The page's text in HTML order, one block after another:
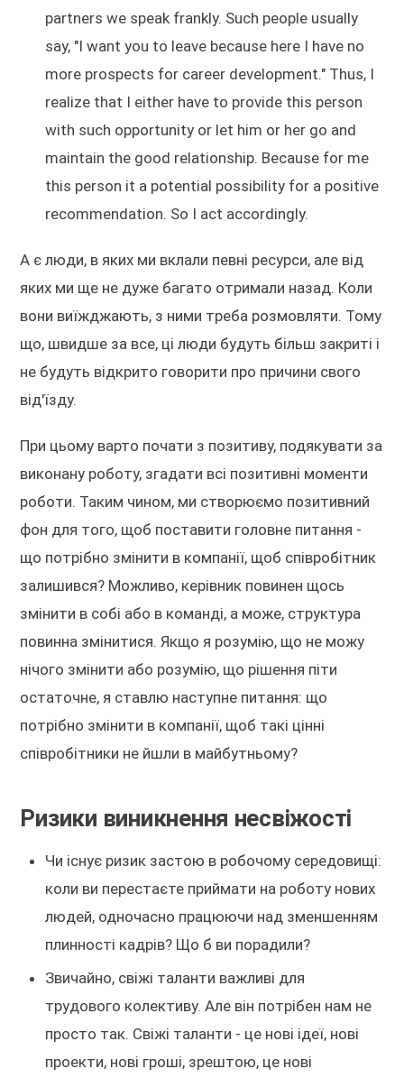
partners we speak frankly. Such people usually
say, "I want you to leave because here I have no
more prospects for career development." Thus, I
realize that I either have to provide this person
with such opportunity or let him or her go and
maintain the good relationship. Because for me
this person it a potential possibility for a positive
recommendation. So I act accordingly.
А є люди, в яких ми вклали певні ресурси, але від
яких ми ще не дуже багато отримали назад. Коли
вони виїжджають, з ними треба розмовляти. Тому
що, швидше за все, ці люди будуть більш закриті і
не будуть відкрито говорити про причини свого
від'їзду.
При цьому варто почати з позитиву, подякувати за
виконану роботу, згадати всі позитивні моменти
роботи. Таким чином, ми створюємо позитивний
фон для того, щоб поставити головне питання -
що потрібно змінити в компанії, щоб співробітник
залишився? Можливо, керівник повинен щось
змінити в собі або в команді, а може, структура
повинна змінитися. Якщо я розумію, що не можу
нічого змінити або розумію, що рішення піти
остаточне, я ставлю наступне питання: що
потрібно змінити в компанії, щоб такі цінні
співробітники не йшли в майбутньому?
Ризики виникнення несвіжості
Чи існує ризик застою в робочому середовищі:
коли ви перестаєте приймати на роботу нових
людей, одночасно працюючи над зменшенням
плинності кадрів? Що б ви порадили?
Звичайно, свіжі таланти важливі для
трудового колективу. Але він потрібен нам не
просто так. Свіжі таланти - це нові ідеї, нові
проекти, нові гроші, зрештою, це нові